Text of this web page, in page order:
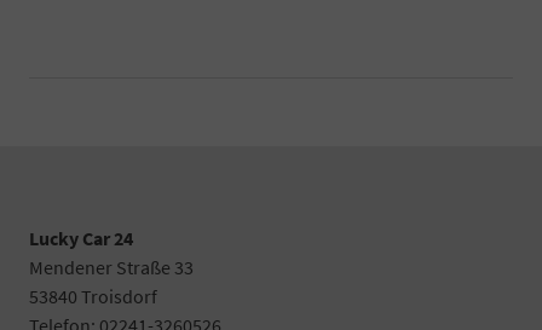
Lucky Car 24
Mendener Straße 33
53840 Troisdorf
Telefon: 02241-3260526